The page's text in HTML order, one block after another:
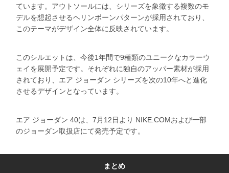
ています。アウトソールには、シリーズを象徴する複数のモ
デルを想起させるヘリンボーンパターンが採用されており、
このテーマがデザイン全体に反映されています。
このシルエットは、今後1年間で9種類のユニークなカラーウ
ェイを展開予定です。それぞれに独自のアッパー素材が採用
されており、エア ジョーダン シリーズを次の10年へと進化
させるデザインとなっています。
エア ジョーダン 40は、7月12日より NIKE.COMおよび一部
のジョーダン取扱店にて発売予定です。
まとめ